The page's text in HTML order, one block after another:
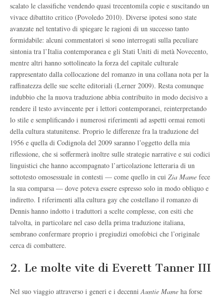
scalato le classifiche vendendo quasi trecentomila copie e suscitando un
vivace dibattito critico (Povoledo 2010). Diverse ipotesi sono state
avanzate nel tentativo di spiegare le ragioni di un successo tanto
formidabile: alcuni commentatori si sono interrogati sulla peculiare
sintonia tra l’Italia contemporanea e gli Stati Uniti di metà Novecento,
mentre altri hanno sottolineato la forza del capitale culturale
rappresentato dalla collocazione del romanzo in una collana nota per la
raffinatezza delle sue scelte editoriali (Lerner 2009). Resta comunque
indubbio che la nuova traduzione abbia contribuito in modo decisivo a
rendere il testo avvincente per i lettori contemporanei, reinterpretando
lo stile e semplificando i numerosi riferimenti ad aspetti ormai remoti
della cultura statunitense. Proprio le differenze fra la traduzione del
1956 e quella di Codignola del 2009 saranno l’oggetto della mia
riflessione, che si soffermerà inoltre sulle strategie narrative e sui codici
linguistici che hanno accompagnato l’articolazione letteraria di un
sottotesto omosessuale in contesti — come quello in cui Zia Mame fece
la sua comparsa — dove poteva essere espresso solo in modo obliquo e
indiretto. I riferimenti alla cultura gay che costellano il romanzo di
Dennis hanno indotto i traduttori a scelte complesse, con esiti che
talvolta, in particolare nel caso della prima traduzione italiana,
sembrano confermare proprio i pregiudizi omofobici che l’originale
cerca di combattere.
2. Le molte vite di Everett Tanner III
Nel suo viaggio attraverso i generi e i decenni Auntie Mame ha forse